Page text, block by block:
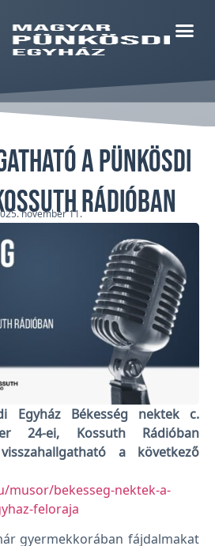
a Pünkösdi
Rádióban
november 11.
Egyház Békesség nektek c.
24-ei, Kossuth Rádióban
a következő
musor/bekesseg-nektek-a-
feloraja
gyermekkorában fájdalmakat